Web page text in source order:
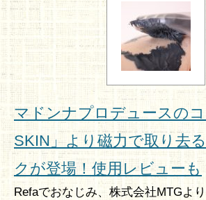
マドンナプロデュースの
SKIN」より磁力で取り去
クが登場！使用レビューも
Refaでおなじみ、株式会社MTGよ